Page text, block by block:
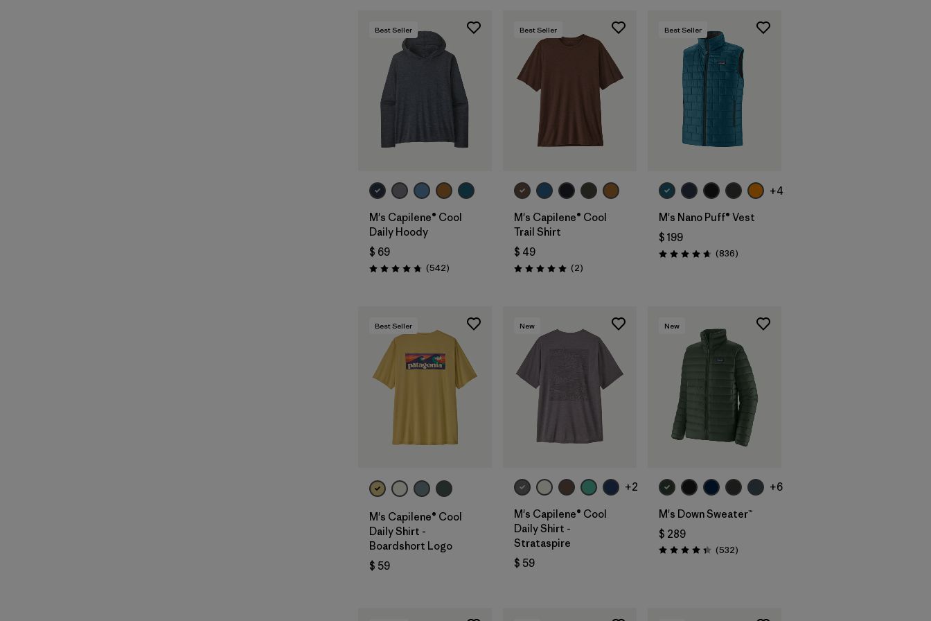
Best Seller
M's Capilene® Cool
Daily Hoody
$ 69
Valoración: 4.8 / 5
(542Comentarios
)
Best Seller
M's Capilene® Cool
Trail Shirt
$ 49
Valoración: 5.0 / 5
(2Comentarios
)
Best Seller
+4
M's Nano Puff® Vest
$ 199
Valoración: 4.7 / 5
(836Comentarios
)
Best Seller
M's Capilene® Cool
Daily Shirt -
Boardshort Logo
$ 59
New
+2
M's Capilene® Cool
Daily Shirt -
Strataspire
$ 59
New
+6
M's Down Sweater™
$ 289
Valoración: 4.4 / 5
(532Comentarios
)